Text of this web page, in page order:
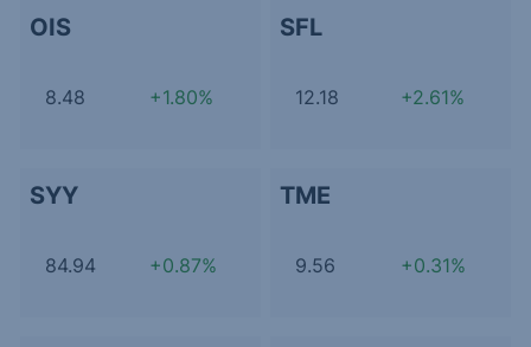
OIS
8.48 +1.80%
SFL
12.18 +2.61%
SYY
84.94 +0.87%
TME
9.56 +0.31%